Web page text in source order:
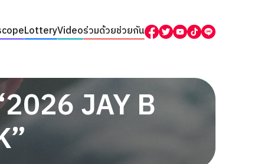
LotteryVideoร่วมด้วยช่วยกัน
JAY B